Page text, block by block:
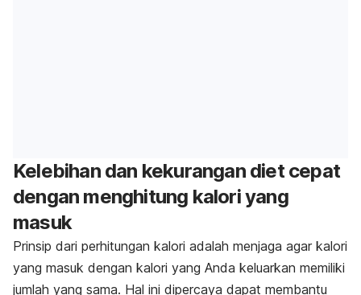
Kelebihan dan kekurangan diet cepat
dengan menghitung kalori yang
masuk
Prinsip dari perhitungan kalori adalah menjaga agar kalori
yang masuk dengan kalori yang Anda keluarkan memiliki
jumlah yang sama. Hal ini dipercaya dapat membantu